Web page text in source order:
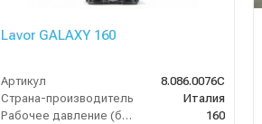
Lavor GALAXY 160
Артикул
8.086.0076C
Страна-производитель
Италия
Рабочее давление (бар)
160